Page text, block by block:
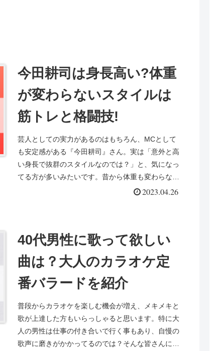
今田耕司は身長高い?体重
が変わらないスタイルは
筋トレと格闘技!
芸人としての実力があるのはもちろん、MCとして
も安定感がある『今田耕司』さん。実は「意外と高
い身長で抜群のスタイルなのでは？」と、気になっ
てる方が多いみたいです。昔から体重も変わらない
印象ですが、筋トレや格闘技がスタイル維持の秘訣
2023.04.26
40代男性に歌って欲しい
曲は？大人のカラオケ定
番バラードを紹介
普段からカラオケを楽しむ機会が増え、メキメキと
歌が上達した方もいらっしゃると思います。特に大
人の男性は仕事の付き合いで行く事もあり、自慢の
歌声に磨きがかかってるのでは？そんな皆さんに